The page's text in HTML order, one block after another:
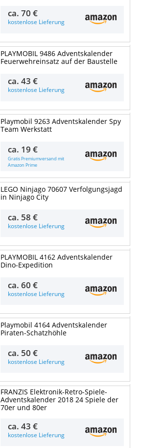
ca.70 €
kostenlose Lieferung
PLAYMOBIL 9486 Adventskalender
Feuerwehreinsatz auf der Baustelle
ca.43 €
kostenlose Lieferung
Playmobil 9263 Adventskalender Spy
Team Werkstatt
ca. 19 €
Gratis Premiumversand mit
Amazon Prime
LEGO Ninjago 70607 Verfolgungsjagd
in Ninjago City
ca. 58 €
kostenlose Lieferung
PLAYMOBIL 4162 Adventskalender
Dino-Expedition
ca.60 €
kostenlose Lieferung
Playmobil 4164 Adventskalender
Piraten-Schatzhöhle
ca. 50 €
kostenlose Lieferung
FRANZIS Elektronik-Retro-Spiele-
Adventskalender 2018 24 Spiele der
70er und 80er
ca.43 €
kostenlose Lieferung